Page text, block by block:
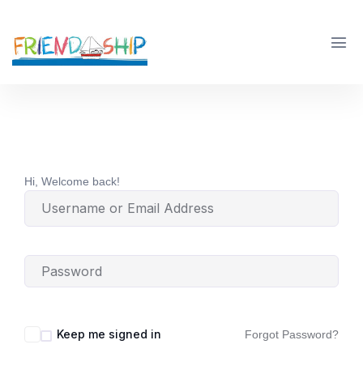
Hi, Welcome back!
Keep me signed in Forgot Password?